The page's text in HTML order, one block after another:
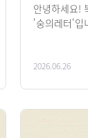
안녕하세요!
'숭의레터'입
2026.06.26